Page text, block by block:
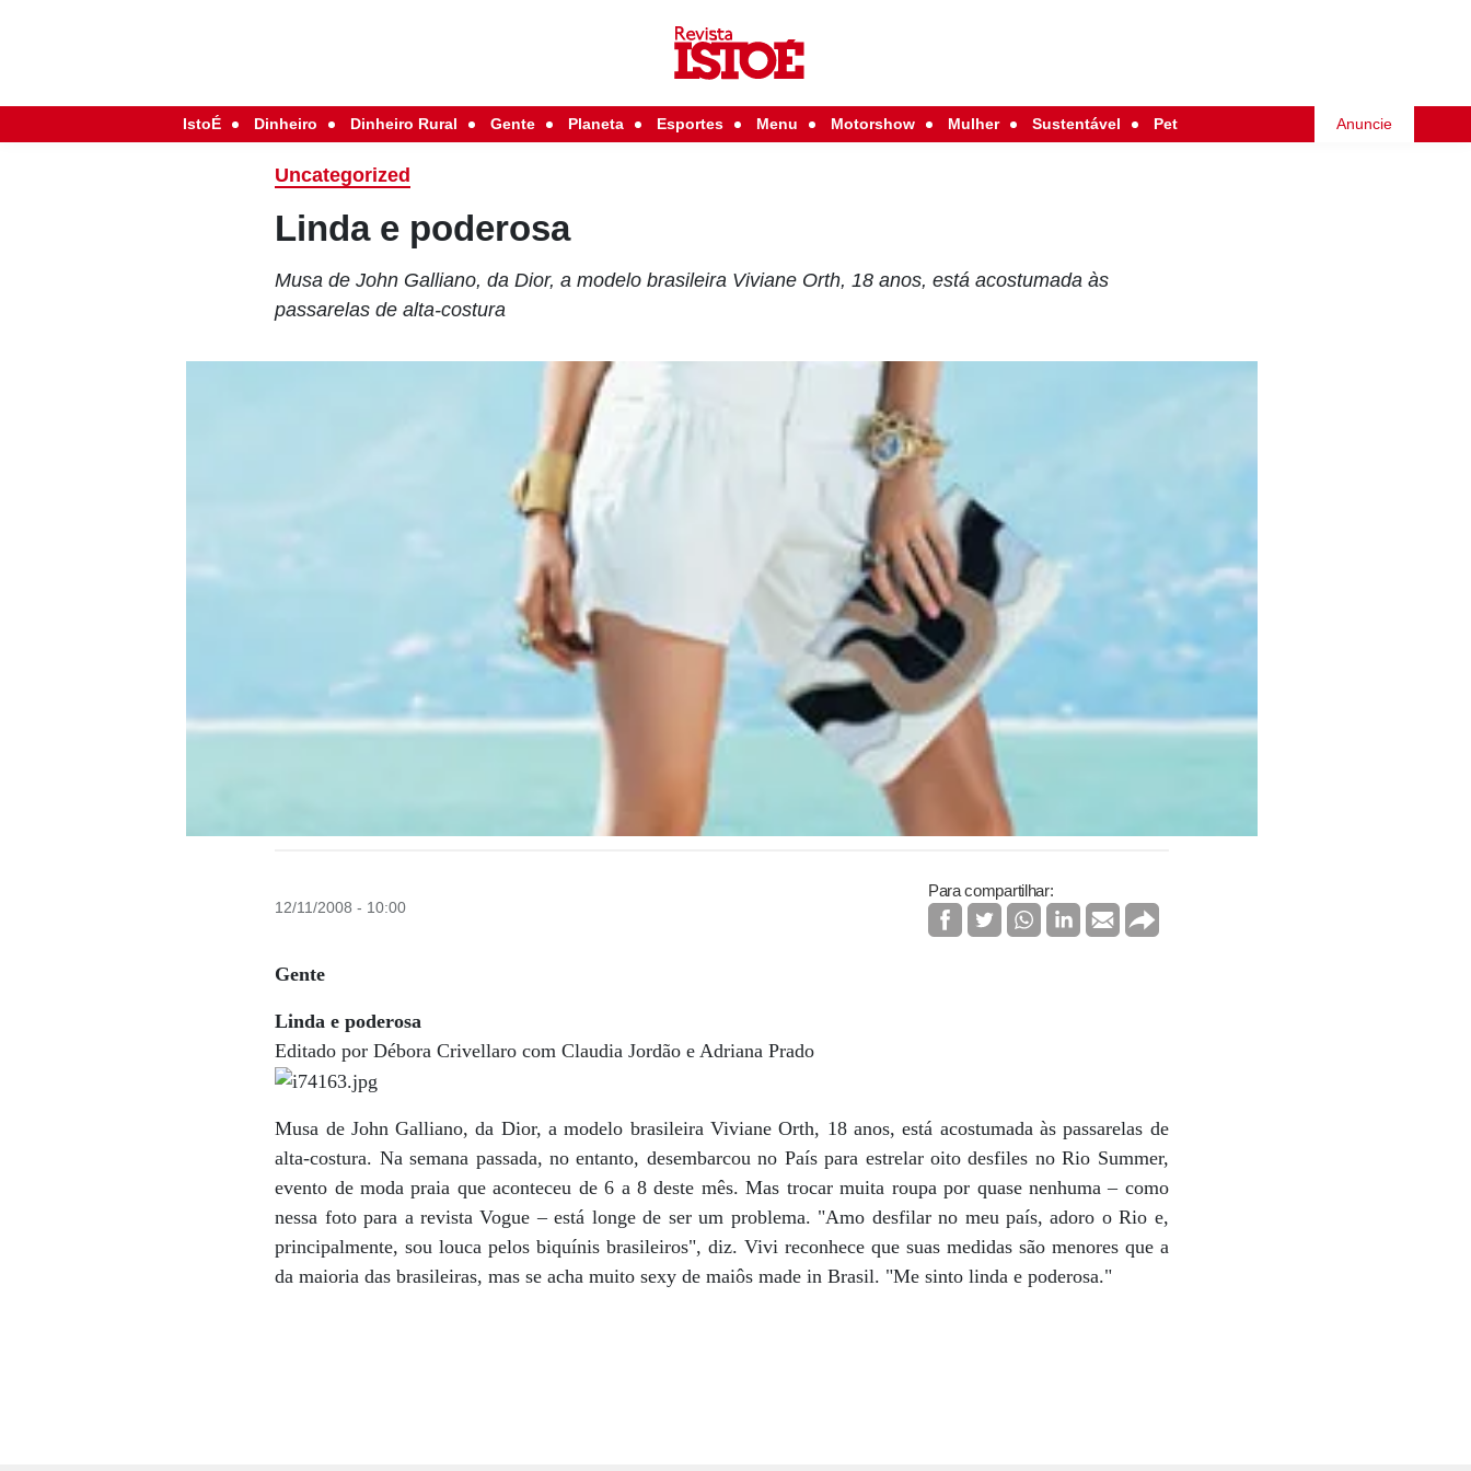
IstoÉ Dinheiro Dinheiro Rural Gente Planeta Esportes Menu Motorshow Mulher Sustentável Pet Anuncie
Uncategorized
Linda e poderosa
Musa de John Galliano, da Dior, a modelo brasileira Viviane Orth, 18 anos, está acostumada às
passarelas de alta-costura
12/11/2008 - 10:00
Para compartilhar:
Gente
Linda e poderosa
Editado por Débora Crivellaro com Claudia Jordão e Adriana Prado
Musa de John Galliano, da Dior, a modelo brasileira Viviane Orth, 18 anos, está acostumada às passarelas de
alta-costura. Na semana passada, no entanto, desembarcou no País para estrelar oito desfiles no Rio Summer,
evento de moda praia que aconteceu de 6 a 8 deste mês. Mas trocar muita roupa por quase nenhuma – como
nessa foto para a revista Vogue – está longe de ser um problema. "Amo desfilar no meu país, adoro o Rio e,
principalmente, sou louca pelos biquínis brasileiros", diz. Vivi reconhece que suas medidas são menores que a
da maioria das brasileiras, mas se acha muito sexy de maiôs made in Brasil. "Me sinto linda e poderosa."